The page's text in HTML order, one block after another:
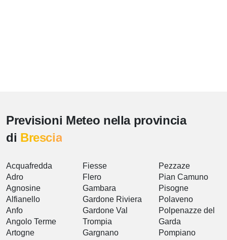
Previsioni Meteo nella provincia
di Brescia
Acquafredda
Adro
Agnosine
Alfianello
Anfo
Angolo Terme
Artogne
Fiesse
Flero
Gambara
Gardone Riviera
Gardone Val
Trompia
Gargnano
Pezzaze
Pian Camuno
Pisogne
Polaveno
Polpenazze del
Garda
Pompiano